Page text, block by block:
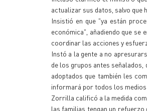
actualizar sus datos, salvo que
Insistió en que "ya están
económica", añadiendo que
coordinar las acciones y
Instó a la gente a no
de los grupos antes
adoptados que también les
informará por todos los medios
Zorrilla calificó a la medida
las familias tengan un refuerzo